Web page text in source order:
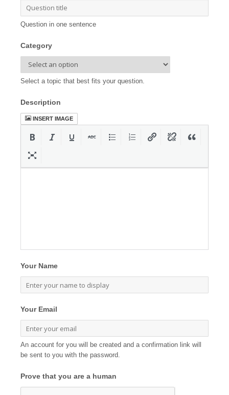
Question in one sentence
Category
Select a topic that best fits your question.
Description
INSERT IMAGE
Your Name
Your Email
An account for you will be created and a confirmation link will
be sent to you with the password.
Prove that you are a human